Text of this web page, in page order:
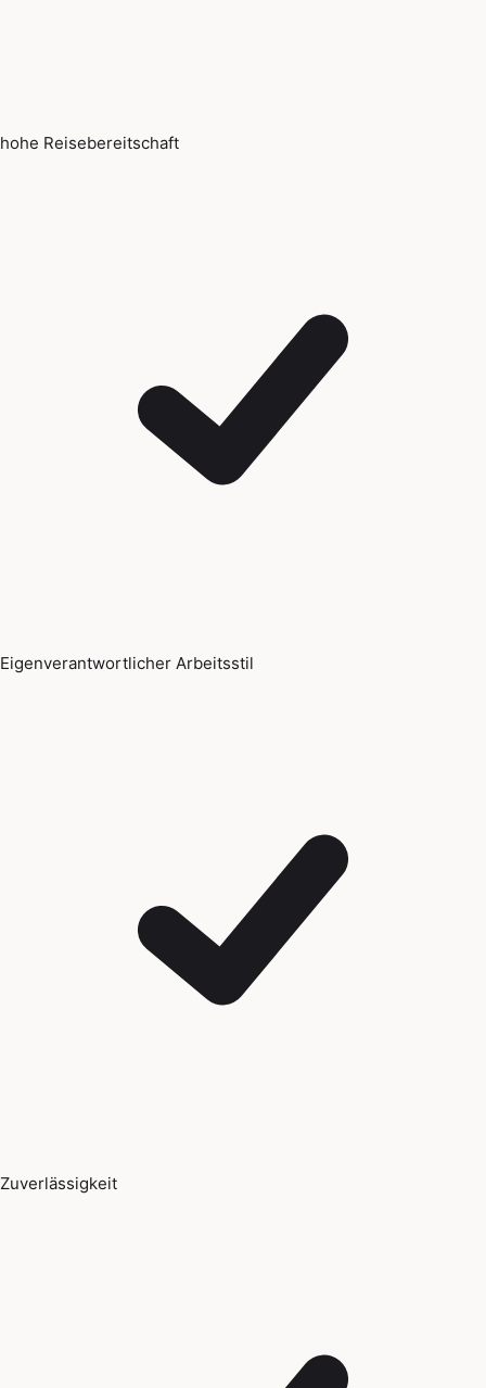
hohe Reisebereitschaft
Eigenverantwortlicher Arbeitsstil
Zuverlässigkeit